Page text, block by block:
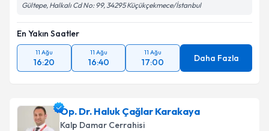
Gültepe, Halkalı Cd No: 99, 34295 Küçükçekmece/İstanbul
En Yakın Saatler
11 Ağu
16:20
11 Ağu
16:40
11 Ağu
17:00 Daha Fazla
Op. Dr. Haluk Çağlar Karakaya
Kalp Damar Cerrahisi